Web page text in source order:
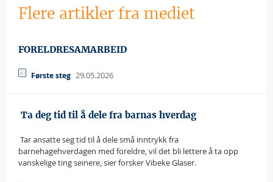
Flere artikler fra mediet
FORELDRESAMARBEID
Første steg 29.05.2026
 Ta deg tid til å dele fra barnas hverdag
 Tar ansatte seg tid til å dele små inntrykk fra
barnehagehverdagen med foreldre, vil det bli lettere å ta opp
vanskelige ting seinere, sier forsker Vibeke Glaser.